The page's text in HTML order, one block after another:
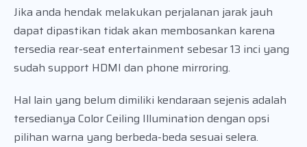
Jika anda hendak melakukan perjalanan jarak jauh
dapat dipastikan tidak akan membosankan karena
tersedia rear-seat entertainment sebesar 13 inci yang
sudah support HDMI dan phone mirroring.
Hal lain yang belum dimiliki kendaraan sejenis adalah
tersedianya Color Ceiling Illumination dengan opsi
pilihan warna yang berbeda-beda sesuai selera.